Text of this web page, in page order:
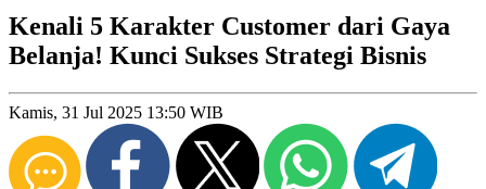
Kenali 5 Karakter Customer dari Gaya
Belanja! Kunci Sukses Strategi Bisnis
Kamis, 31 Jul 2025 13:50 WIB